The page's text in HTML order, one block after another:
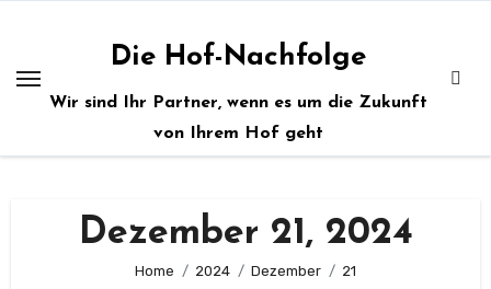
springen
Die Hof-Nachfolge
Wir sind Ihr Partner, wenn es um die Zukunft
von Ihrem Hof geht
Dezember 21, 2024
Home 2024 Dezember 21